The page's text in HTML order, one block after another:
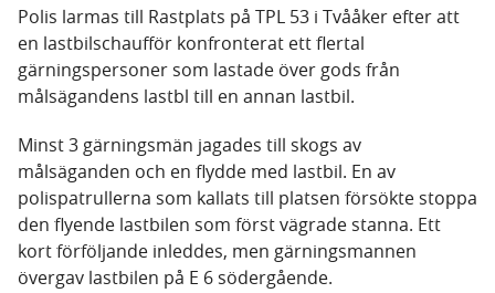
Polis larmas till Rastplats på TPL 53 i Tvååker efter att
en lastbilschaufför konfronterat ett flertal
gärningspersoner som lastade över gods från
målsägandens lastbl till en annan lastbil.
Minst 3 gärningsmän jagades till skogs av
målsäganden och en flydde med lastbil. En av
polispatrullerna som kallats till platsen försökte stoppa
den flyende lastbilen som först vägrade stanna. Ett
kort förföljande inleddes, men gärningsmannen
övergav lastbilen på E 6 södergående.